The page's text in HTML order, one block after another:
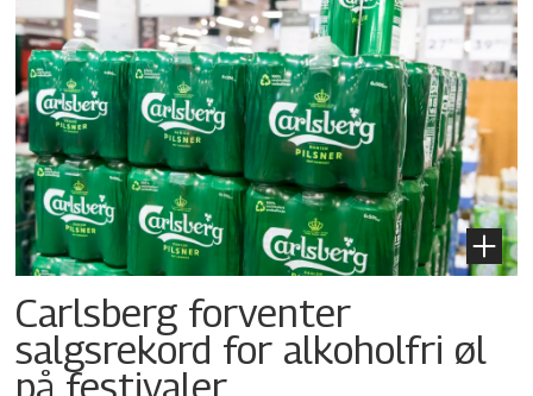
Carlsberg forventer
salgsrekord for alkoholfri øl
på festivaler